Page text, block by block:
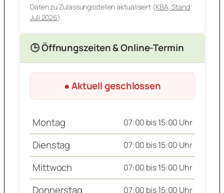
Daten zu Zulassungsstellen aktualisiert (KBA, Stand
Juli 2026).
🕒 Öffnungszeiten & Online-Termin
● Aktuell geschlossen
Montag 07:00 bis 15:00 Uhr
Dienstag 07:00 bis 15:00 Uhr
Mittwoch 07:00 bis 15:00 Uhr
Donnerstag 07:00 bis 15:00 Uhr